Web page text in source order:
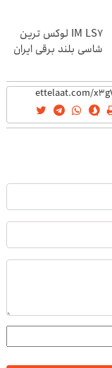
IM LS7 لوکس ترین
شاسی بلند برقی ایران